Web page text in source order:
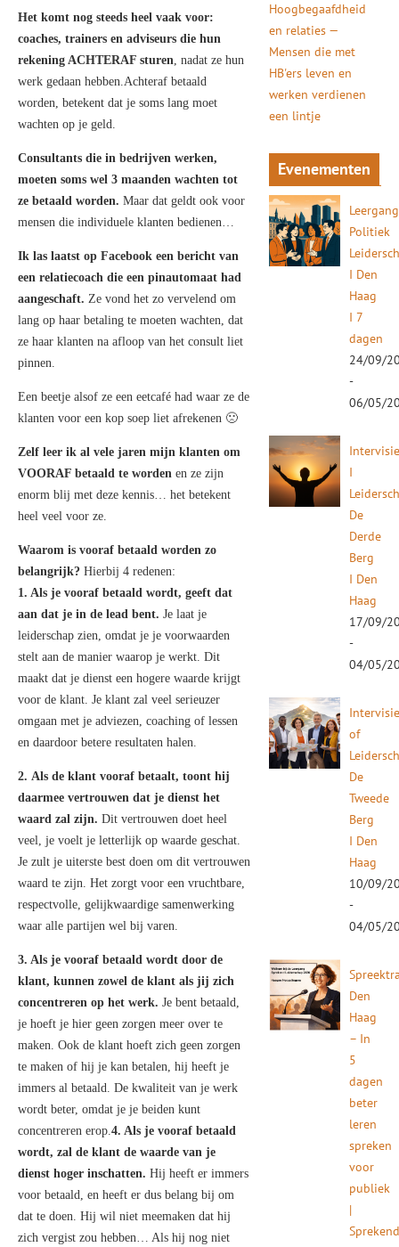
Het komt nog steeds heel vaak voor:
coaches, trainers en adviseurs die hun
rekening ACHTERAF sturen, nadat ze hun
werk gedaan hebben.Achteraf betaald
worden, betekent dat je soms lang moet
wachten op je geld.
Consultants die in bedrijven werken,
moeten soms wel 3 maanden wachten tot
ze betaald worden. Maar dat geldt ook voor
mensen die individuele klanten bedienen…
Ik las laatst op Facebook een bericht van
een relatiecoach die een pinautomaat had
aangeschaft. Ze vond het zo vervelend om
lang op haar betaling te moeten wachten, dat
ze haar klanten na afloop van het consult liet
pinnen.
Een beetje alsof ze een eetcafé had waar ze de
klanten voor een kop soep liet afrekenen 🙁
Zelf leer ik al vele jaren mijn klanten om
VOORAF betaald te worden en ze zijn
enorm blij met deze kennis… het betekent
heel veel voor ze.
Waarom is vooraf betaald worden zo
belangrijk? Hierbij 4 redenen:
1. Als je vooraf betaald wordt, geeft dat
aan dat je in de lead bent. Je laat je
leiderschap zien, omdat je je voorwaarden
stelt aan de manier waarop je werkt. Dit
maakt dat je dienst een hogere waarde krijgt
voor de klant. Je klant zal veel serieuzer
omgaan met je adviezen, coaching of lessen
en daardoor betere resultaten halen.
2. Als de klant vooraf betaalt, toont hij
daarmee vertrouwen dat je dienst het
waard zal zijn. Dit vertrouwen doet heel
veel, je voelt je letterlijk op waarde geschat.
Je zult je uiterste best doen om dit vertrouwen
waard te zijn. Het zorgt voor een vruchtbare,
respectvolle, gelijkwaardige samenwerking
waar alle partijen wel bij varen.
3. Als je vooraf betaald wordt door de
klant, kunnen zowel de klant als jij zich
concentreren op het werk. Je bent betaald,
je hoeft je hier geen zorgen meer over te
maken. Ook de klant hoeft zich geen zorgen
te maken of hij je kan betalen, hij heeft je
immers al betaald. De kwaliteit van je werk
wordt beter, omdat je je beiden kunt
concentreren erop.4. Als je vooraf betaald
wordt, zal de klant de waarde van je
dienst hoger inschatten. Hij heeft er immers
voor betaald, en heeft er dus belang bij om
dat te doen. Hij wil niet meemaken dat hij
zich vergist zou hebben… Als hij nog niet
Hoogbegaafdheid
en relaties —
Mensen die met
HB'ers leven en
werken verdienen
een lintje
Evenementen
Leergang
Politiek
I Den
Haag
I 7
dagen
24/09/
-
06/05/
I
De
Derde
Berg
I Den
Haag
17/09/
-
04/05/
of
De
Tweede
Berg
I Den
Haag
10/09/
-
04/05/
Den
Haag
– In
5
dagen
beter
leren
spreken
voor
publiek
|